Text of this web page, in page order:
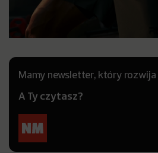
Mamy newsletter, który rozwija
A Ty czytasz?